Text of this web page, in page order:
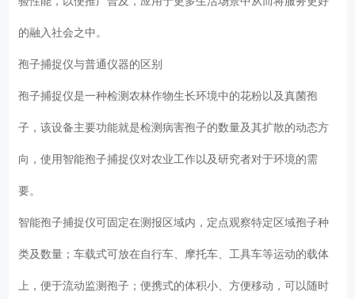
的融入社会之中。
孢子捕捉仪与普通仪器的区别
孢子捕捉仪是一种检测农林作物生长环境中的花粉以及真菌孢
子，该设备主要功能就是检测病害孢子的数量及其扩散的动态方
向，使用智能孢子捕捉仪对农业工作以及研究者对于环境的需
要。
智能孢子捕捉仪可固定在测报区域内，定点观察特定区域孢子种
类及数量；车载式可放在自行车、摩托车、工具车等运动的载体
上，便于流动监测孢子；便携式的体积小、方便移动，可以随时